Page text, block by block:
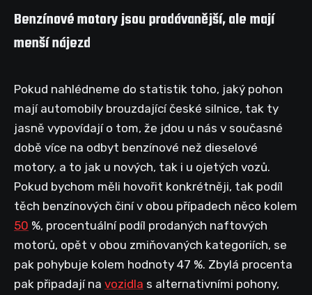
Benzínové motory jsou prodávanější, ale mají
menší nájezd
Pokud nahlédneme do statistik toho, jaký pohon
mají automobily brouzdající české silnice, tak ty
jasně vypovídají o tom, že jdou u nás v současné
době více na odbyt benzínové než dieselové
motory, a to jak u nových, tak i u ojetých vozů.
Pokud bychom měli hovořit konkrétněji, tak podíl
těch benzínových činí v obou případech něco kolem
50 %, procentuální podíl prodaných naftových
motorů, opět v obou zmiňovaných kategoriích, se
pak pohybuje kolem hodnoty 47 %. Zbylá procenta
pak připadají na vozidla s alternativními pohony,